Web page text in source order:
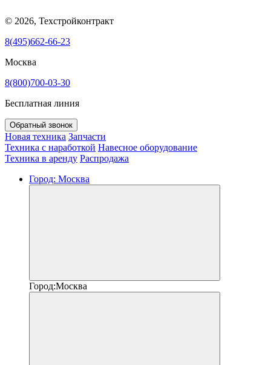
© 2026, Техстройконтракт
8(495)662-66-23
Москва
8(800)700-03-30
Бесплатная линия
Обратный звонок
Новая техника Запчасти
Техника с наработкой Навесное оборудование
Техника в аренду Распродажа
Город: Москва
Город:Москва